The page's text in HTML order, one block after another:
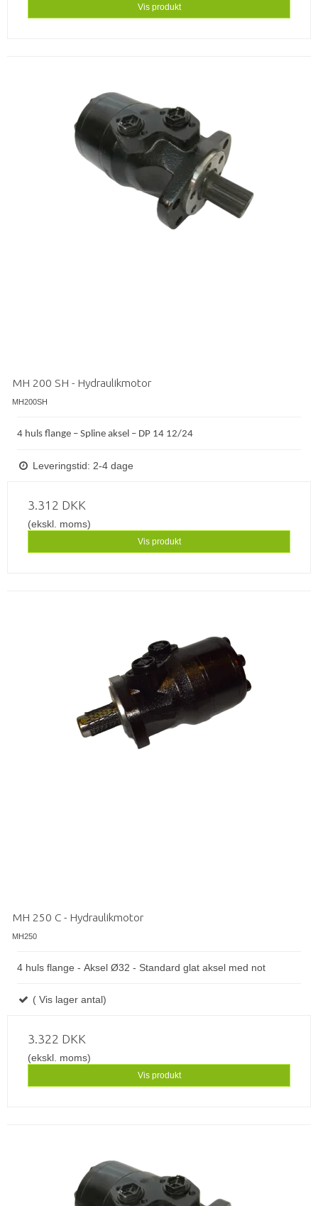
Vis produkt
MH 200 SH - Hydraulikmotor
MH200SH
4 huls flange – Spline aksel – DP 14 12/24
Leveringstid: 2-4 dage
3.312 DKK
(ekskl. moms)
Vis produkt
MH 250 C - Hydraulikmotor
MH250
4 huls flange - Aksel Ø32 - Standard glat aksel med not
( Vis lager antal)
3.322 DKK
(ekskl. moms)
Vis produkt